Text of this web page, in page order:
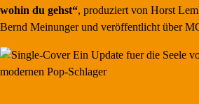
wohin du gehst“, produziert von Horst
Bernd Meinunger und veröffentlicht über